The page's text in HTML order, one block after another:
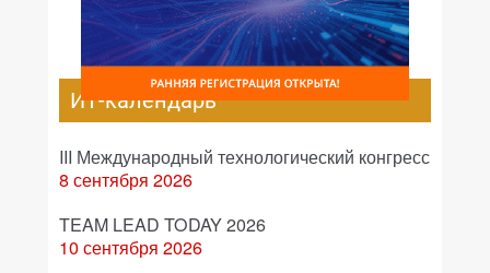
ИТ-календарь
III Международный технологический конгресс
8 сентября 2026
TEAM LEAD TODAY 2026
10 сентября 2026